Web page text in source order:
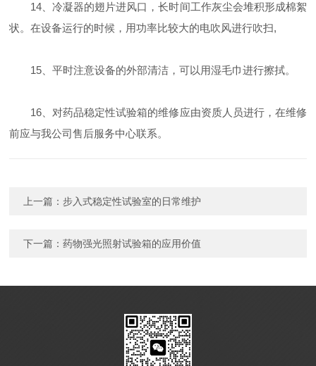
14、冷凝器的翅片进风口，长时间工作灰尘会堆积形成棉絮
状。在设备运行的时候，用功率比较大的电吹风进行吹扫,
15、平时注意设备的外部清洁，可以用湿毛巾进行擦拭。
16、对药品稳定性试验箱的维修应由资质人员进行，在维修
前应与我公司售后服务中心联系。
上一篇：步入式稳定性试验室的日常维护
下一篇：药物强光照射试验箱的应用价值